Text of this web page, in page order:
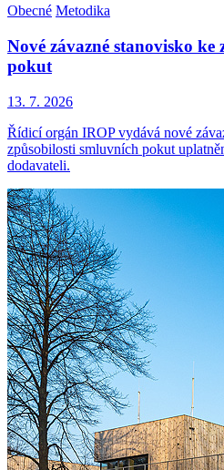
Obecné Metodika
Nové závazné stanovisko
pokut
13. 7. 2026
Řídicí orgán IROP vydává nové
způsobilosti smluvních pokut
dodavateli.